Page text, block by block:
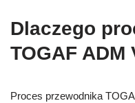
Dlaczego
TOGAF
Proces przewodnika